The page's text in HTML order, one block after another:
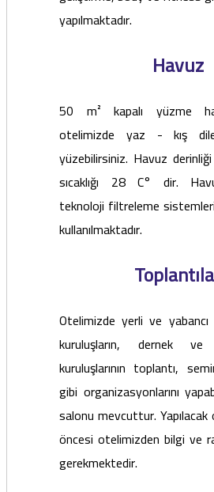
yapılmaktadır.
Havuz
50 m² kapalı yüzme
otelimizde yaz - kış
yüzebilirsiniz. Havuz
sıcaklığı 28 C° dir.
teknoloji filtreleme
kullanılmaktadır.
Otelimizde yerli ve
kuruluşların, dernek
kuruluşlarının toplantı,
gibi organizasyonlarını
salonu mevcuttur.
öncesi otelimizden bilgi ve
gerekmektedir.